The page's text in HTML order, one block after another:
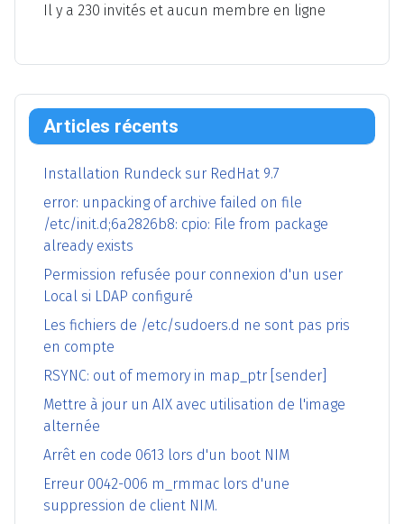
Articles récents
Installation Rundeck sur RedHat 9.7
error: unpacking of archive failed on file
/etc/init.d;6a2826b8: cpio: File from package
already exists
Permission refusée pour connexion d'un user
Local si LDAP configuré
Les fichiers de /etc/sudoers.d ne sont pas pris
en compte
RSYNC: out of memory in map_ptr [sender]
Mettre à jour un AIX avec utilisation de l'image
alternée
Arrêt en code 0613 lors d'un boot NIM
Erreur 0042-006 m_rmmac lors d'une
suppression de client NIM.
Il y a 230 invités et aucun membre en ligne